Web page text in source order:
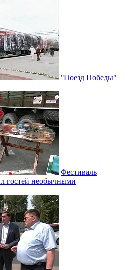
"Поезд Победы"
Фестиваль
гостей необычными